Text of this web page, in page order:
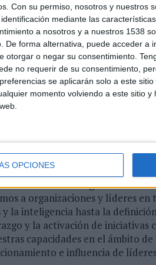
Con su permiso, nosotros y nuestros
mediante las
a nosotros y a nuestros 1538
De forma alternativa, puede acceder a
otorgar o negar su consentimiento.
no requerir de su consentimiento,
se aplicarán solo a este
momento volviendo a este sitio
OPCIONES
por más de 300 proyectos
e internacionales, se
por el crecimiento con la
actuales. Hasta ahora, Thinking
orientadas a la
Liderazgo,
la compañía suma
de Talento.
de Thinking Heads, este
de la firma: "La
de Thinking Heads
a organizaciones y líderes en
la inteligencia hasta la
y la activación de iniciativas
capacidades en el ámbito de
e influencia de